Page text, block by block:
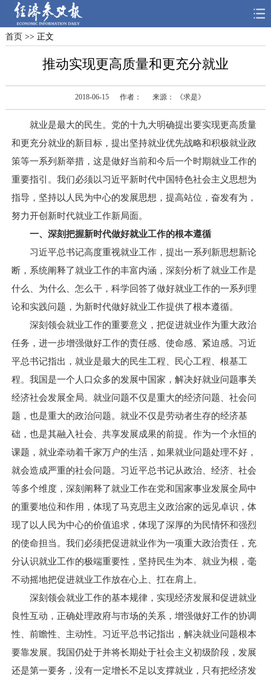
首页 深度 思想
首页 >> 正文
推动实现更高质量和更充分就业
2018-06-15 作者： 来源： 《求是》
就业是最大的民生。党的十九大明确提出要实现更高质量
和更充分就业的新目标，提出坚持就业优先战略和积极就业政
策等一系列新举措，这是做好当前和今后一个时期就业工作的
重要指引。我们必须以习近平新时代中国特色社会主义思想为
指导，坚持以人民为中心的发展思想，提高站位，奋发有为，
努力开创新时代就业工作新局面。
一、深刻把握新时代做好就业工作的根本遵循
习近平总书记高度重视就业工作，提出一系列新思想新论
断，系统阐释了就业工作的丰富内涵，深刻分析了就业工作是
什么、为什么、怎么干，科学回答了做好就业工作的一系列理
论和实践问题，为新时代做好就业工作提供了根本遵循。
深刻领会就业工作的重要意义，把促进就业作为重大政治
任务，进一步增强做好工作的责任感、使命感、紧迫感。习近
平总书记指出，就业是最大的民生工程、民心工程、根基工
程。我国是一个人口众多的发展中国家，解决好就业问题事关
经济社会发展全局。就业问题不仅是重大的经济问题、社会问
题，也是重大的政治问题。就业不仅是劳动者生存的经济基
础，也是其融入社会、共享发展成果的前提。作为一个永恒的
课题，就业牵动着千家万户的生活，如果就业问题处理不好，
就会造成严重的社会问题。习近平总书记从政治、经济、社会
等多个维度，深刻阐释了就业工作在党和国家事业发展全局中
的重要地位和作用，体现了马克思主义政治家的远见卓识，体
现了以人民为中心的价值追求，体现了深厚的为民情怀和强烈
的使命担当。我们必须把促进就业作为一项重大政治责任，充
分认识就业工作的极端重要性，坚持民生为本、就业为根，毫
不动摇地把促进就业工作放在心上、扛在肩上。
深刻领会就业工作的基本规律，实现经济发展和促进就业
良性互动，正确处理政府与市场的关系，增强做好工作的协调
性、前瞻性、主动性。习近平总书记指出，解决就业问题根本
要靠发展。我国仍处于并将长期处于社会主义初级阶段，发展
还是第一要务，没有一定增长不足以支撑就业，只有把经济发